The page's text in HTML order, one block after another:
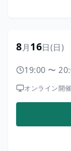
8月16日(日)
19:00 〜
オンライン開催